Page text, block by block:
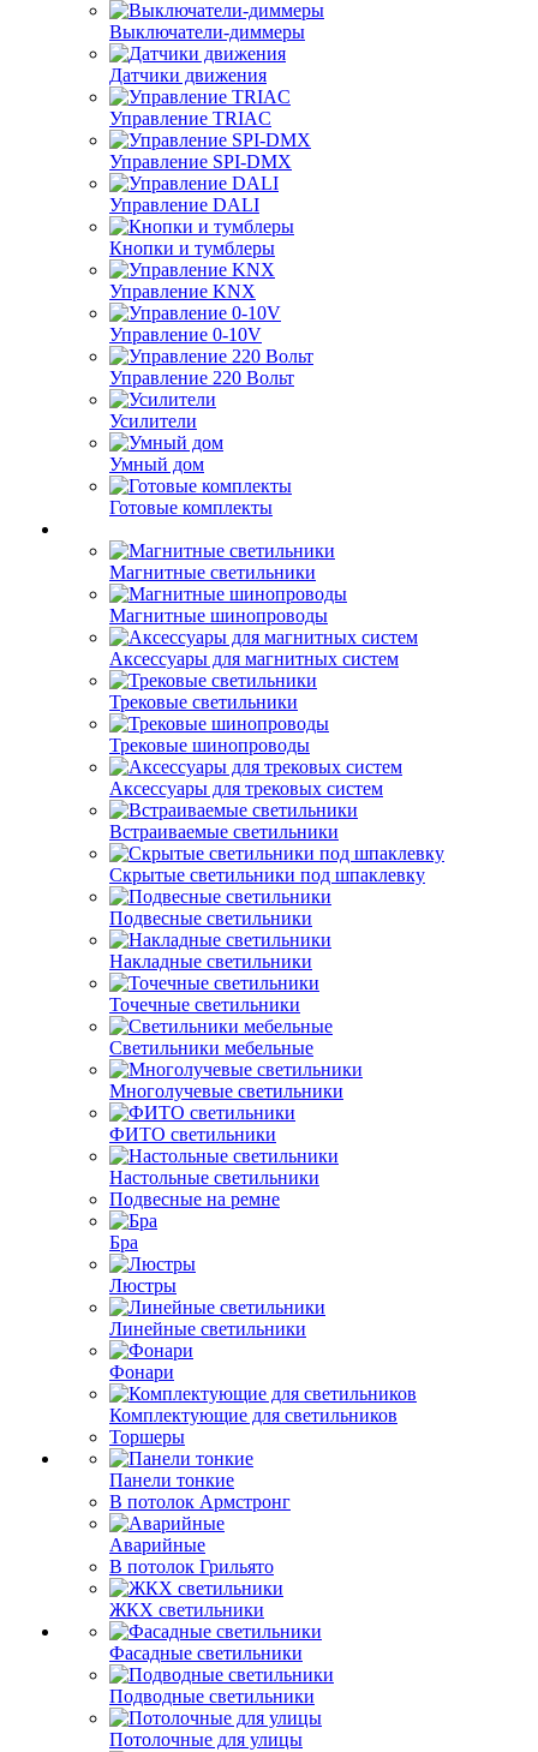
Выключатели-диммеры
Датчики движения
Управление TRIAC
Управление SPI-DMX
Управление DALI
Кнопки и тумблеры
Управление KNX
Управление 0-10V
Управление 220 Вольт
Усилители
Умный дом
Готовые комплекты
Магнитные светильники
Магнитные шинопроводы
Аксессуары для магнитных систем
Трековые светильники
Трековые шинопроводы
Аксессуары для трековых систем
Встраиваемые светильники
Скрытые светильники под шпаклевку
Подвесные светильники
Накладные светильники
Точечные светильники
Светильники мебельные
Многолучевые светильники
ФИТО светильники
Настольные светильники
Подвесные на ремне
Бра
Люстры
Линейные светильники
Фонари
Комплектующие для светильников
Торшеры
Панели тонкие
В потолок Армстронг
Аварийные
В потолок Грильято
ЖКХ светильники
Фасадные светильники
Подводные светильники
Потолочные для улицы